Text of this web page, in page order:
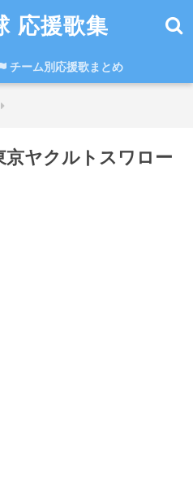
応援歌集
チーム別応援歌まとめ
ヤクルトスワロー